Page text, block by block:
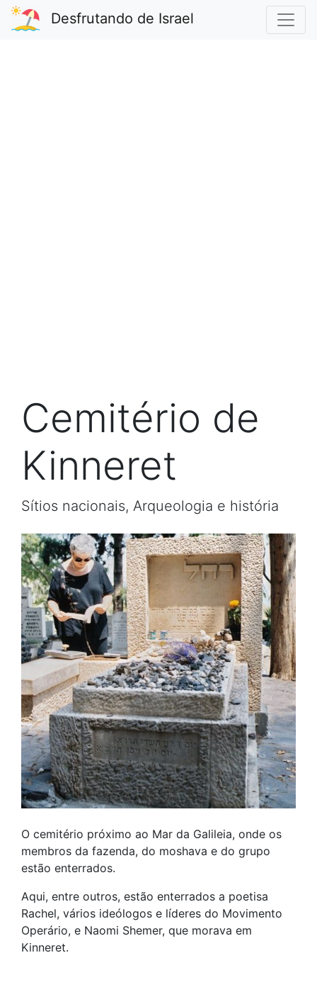
Desfrutando de Israel
Cemitério de
Kinneret
Sítios nacionais, Arqueologia e história
O cemitério próximo ao Mar da Galileia, onde os
membros da fazenda, do moshava e do grupo
estão enterrados.
Aqui, entre outros, estão enterrados a poetisa
Rachel, vários ideólogos e líderes do Movimento
Operário, e Naomi Shemer, que morava em
Kinneret.